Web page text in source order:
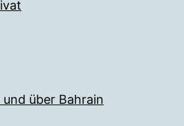
und über Bahrain